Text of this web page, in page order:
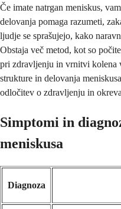
Če imate natrgan meniskus,
delovanja pomaga razumeti,
ljudje se sprašujejo, kako
Obstaja več metod, kot so
pri zdravljenju in vrnitvi kolena
strukture in delovanja
odločitev o zdravljenju in
Simptomi in
meniskusa
Diagnoza